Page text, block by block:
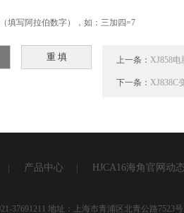
写阿拉伯数字），如：三加四=7
上一条：XJ858
下一条：XJ838C
产品中心 HJCA16海角官网动态
地址：上海市青浦区北青公路7523